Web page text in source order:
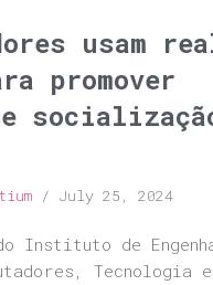
usam
promover
July 25, 2024
Instituto de
Tecnologia